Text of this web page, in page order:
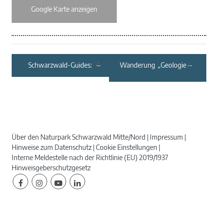
Google Karte anzeigen
Schwarzwald-Guides:
Wanderung „Geologie
Schwarzwaldverein
Über den Naturpark Schwarzwald Mitte/Nord
Impressum
Hinweise zum Datenschutz Cookie Einstellungen
Interne Meldestelle nach der Richtlinie (EU) 2019/1937
Hinweisgeberschutzgesetz